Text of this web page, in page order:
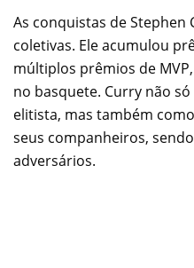
As conquistas de Stephen
coletivas. Ele acumulou
múltiplos prêmios de
no basquete. Curry não
elitista, mas também
seus companheiros,
adversários.